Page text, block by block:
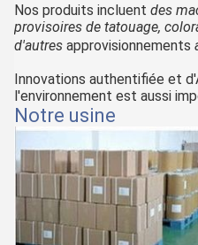
Nos produits incluent des
provisoires de tatouage,
d'autres approvisionnements
Innovations authentifiée et
l'environnement est aussi
Notre usine